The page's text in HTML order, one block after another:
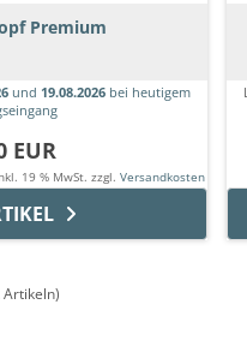
Premium
und 19.08.2026 bei heutigem
EUR
19 % MwSt. zzgl.Versandkosten
Artikeln)